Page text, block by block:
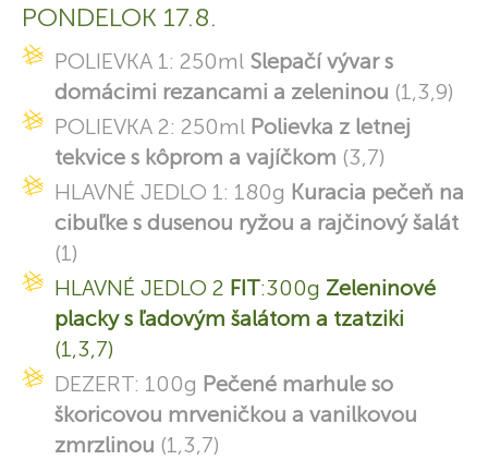
PONDELOK 17.8.
POLIEVKA 1: 250ml Slepačí vývar s
domácimi rezancami a zeleninou (1,3,9)
POLIEVKA 2: 250ml Polievka z letnej
tekvice s kôprom a vajíčkom (3,7)
HLAVNÉ JEDLO 1: 180g Kuracia pečeň na
cibuľke s dusenou ryžou a rajčinový šalát
(1)
HLAVNÉ JEDLO 2 FIT:300g Zeleninové
placky s ľadovým šalátom a tzatziki
(1,3,7)
DEZERT: 100g Pečené marhule so
škoricovou mrveničkou a vanilkovou
zmrzlinou (1,3,7)